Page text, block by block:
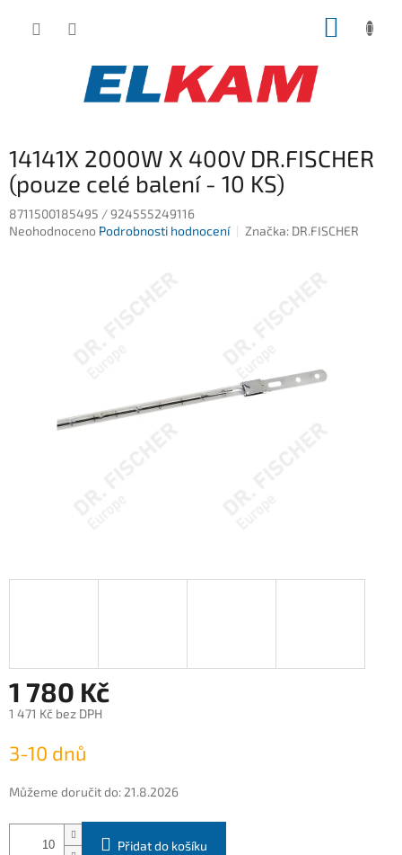
14141X 2000W X 400V DR.FISCHER
(pouze celé balení - 10 KS)
8711500185495 / 924555249116
Průměrné
Neohodnoceno Podrobnosti hodnocení Značka: DR.FISCHER
1 780 Kč
1 471 Kč bez DPH
cena:
3-10 dnů
Můžeme doručit do: 21.8.2026
Přidat do košíku